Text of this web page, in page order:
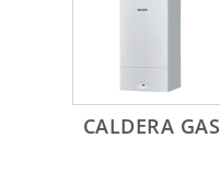
CALDERA GAS